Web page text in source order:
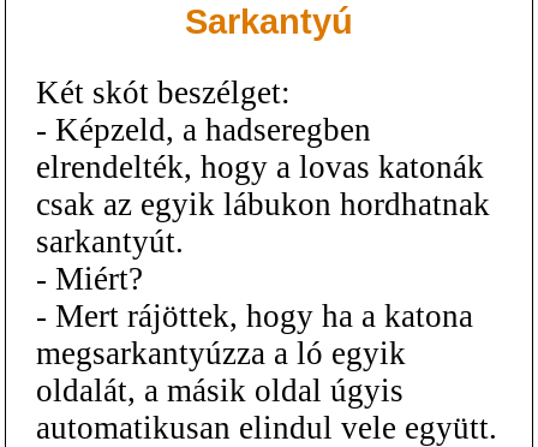
Sarkantyú
Két skót beszélget:
- Képzeld, a hadseregben
elrendelték, hogy a lovas katonák
csak az egyik lábukon hordhatnak
sarkantyút.
- Miért?
- Mert rájöttek, hogy ha a katona
megsarkantyúzza a ló egyik
oldalát, a másik oldal úgyis
automatikusan elindul vele együtt.